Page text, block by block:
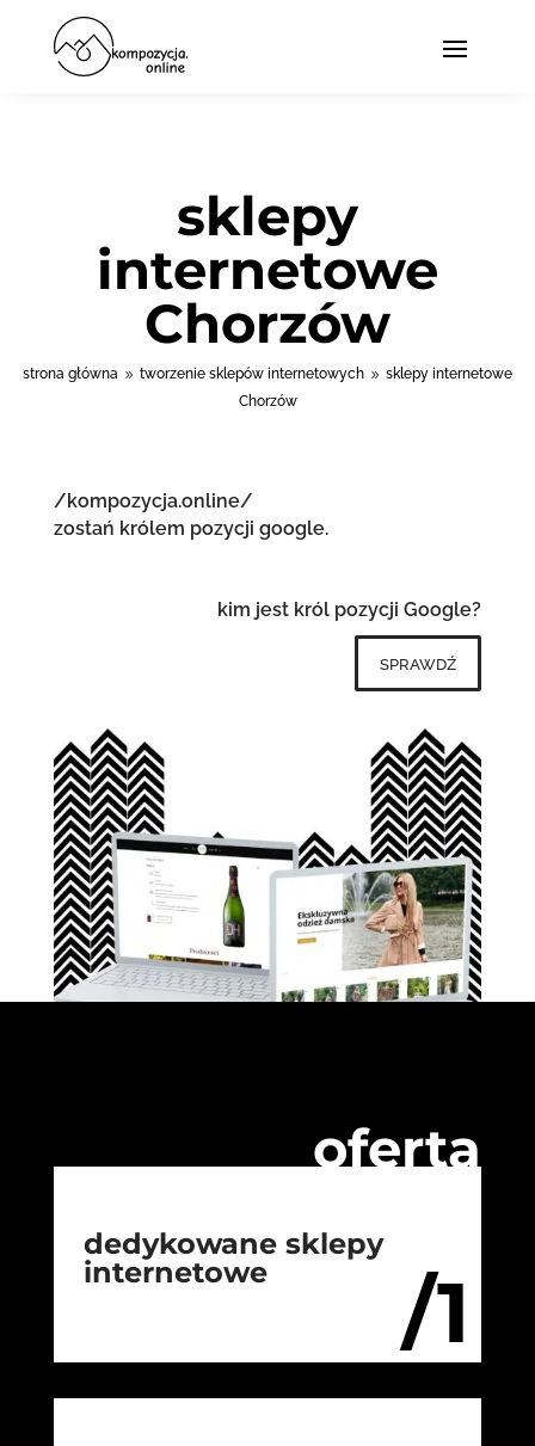
sklepy
internetowe
Chorzów
strona główna 9 tworzenie sklepów internetowych 9 sklepy internetowe
Chorzów
/kompozycja.online/
zostań królem pozycji google.
kim jest król pozycji Google?
sprawdź
oferta
/1
dedykowane sklepy
internetowe